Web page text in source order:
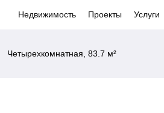
Недвижимость Проекты Услуги
Четырехкомнатная, 83.7 м²